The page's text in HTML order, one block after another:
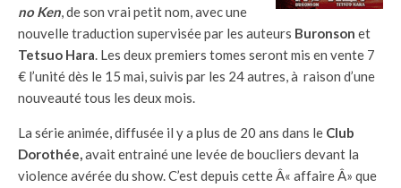
no Ken, de son vrai petit nom, avec une
nouvelle traduction supervisée par les auteurs Buronson et
Tetsuo Hara. Les deux premiers tomes seront mis en vente 7
€ l’unité dès le 15 mai, suivis par les 24 autres, à raison d’une
nouveauté tous les deux mois.
La série animée, diffusée il y a plus de 20 ans dans le Club
Dorothée,avait entrainé une levée de boucliers devant la
violence avérée du show. C’est depuis cette Â« affaire Â» que